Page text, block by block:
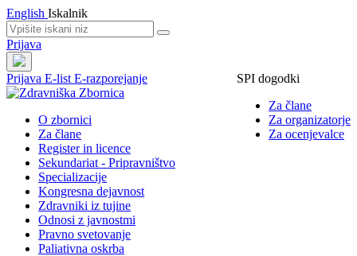
English Iskalnik
Prijava
Prijava
SPI dogodki
Za člane
Za organizatorje
Za ocenjevalce
E-list E-razporejanje
O zbornici
Za člane
Register in licence
Sekundariat - Pripravništvo
Specializacije
Kongresna dejavnost
Zdravniki iz tujine
Odnosi z javnostmi
Pravno svetovanje
Paliativna oskrba